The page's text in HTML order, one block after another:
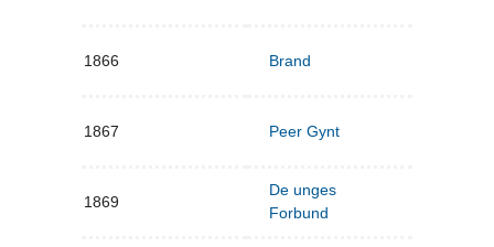
1866 Brand
1867 Peer Gynt
1869
De unges
Forbund